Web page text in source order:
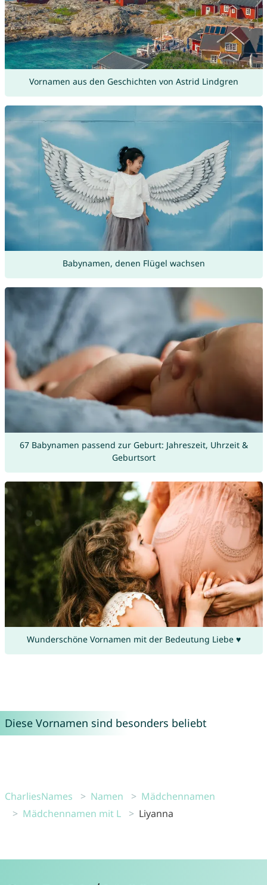
Vornamen aus den Geschichten von Astrid Lindgren
Babynamen, denen Flügel wachsen
67 Babynamen passend zur Geburt: Jahreszeit, Uhrzeit &
Geburtsort
Wunderschöne Vornamen mit der Bedeutung Liebe ♥
Diese Vornamen sind besonders beliebt
CharliesNames Namen
Mädchennamen
Mädchennamen mit L
Liyanna